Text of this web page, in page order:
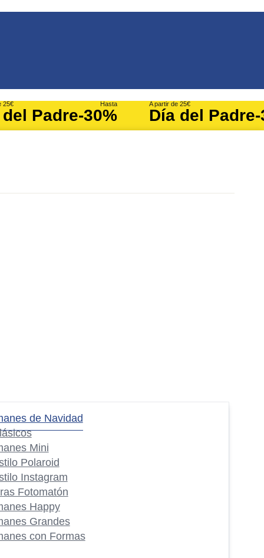
25€
Padre
Hasta
-30%
A partir de 25€
Día del Padre
de Navidad
Mini
Polaroid
Instagram
Fotomatón
Happy
Grandes
con Formas